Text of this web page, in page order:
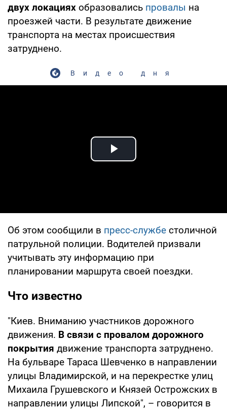
двух локациях образовались провалы на
проезжей части. В результате движение
транспорта на местах происшествия
затруднено.
Видео дня
Play Video
Об этом сообщили в пресс-службе столичной
патрульной полиции. Водителей призвали
учитывать эту информацию при
планировании маршрута своей поездки.
Что известно
"Киев. Вниманию участников дорожного
движения. В связи с провалом дорожного
покрытия движение транспорта затруднено.
На бульваре Тараса Шевченко в направлении
улицы Владимирской, и на перекрестке улиц
Михаила Грушевского и Князей Острожских в
направлении улицы Липской", – говорится в